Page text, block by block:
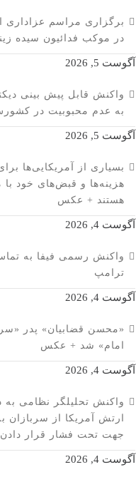
برگزاری مراسم عزاداری
در موکب فدائیون سیده
آگوست 5, 2026
واکنش قابل پیش بینی
به عدم محبوبیت در
آگوست 5, 2026
بسیاری از آمریکایی‌ها
هزینه‌ها و قبض‌های خود
هستند + عکس
آگوست 4, 2026
واکنش رسمی فیفا به تماس
ترامپ
آگوست 4, 2026
«محسن قضابیان» پدر
امام» شد + عکس
آگوست 4, 2026
واکنش تحلیلگر نظامی
ارتش آمریکا از سربازان
جهت تحت فشار قرار دادن
آگوست 4, 2026